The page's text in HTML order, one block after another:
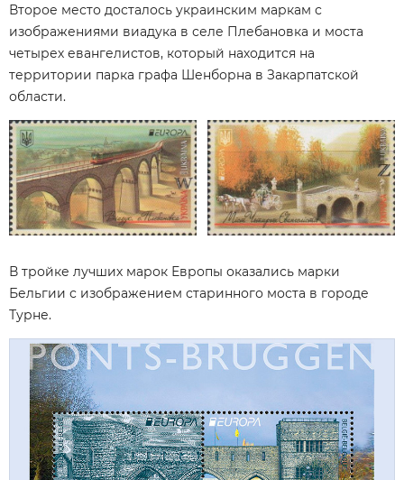
Второе место досталось украинским маркам с
изображениями виадука в селе Плебановка и моста
четырех евангелистов, который находится на
территории парка графа Шенборна в Закарпатской
области.
В тройке лучших марок Европы оказались марки
Бельгии с изображением старинного моста в городе
Турне.